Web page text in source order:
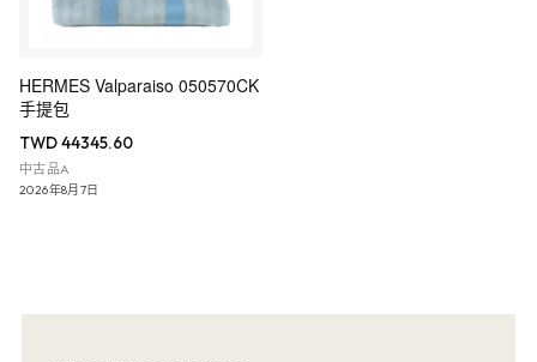
HERMES Valparaiso 050570CK
手提包
TWD 44345.60
中古品A
2026年8月7日